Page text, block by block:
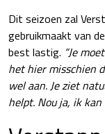
Dit seizoen zal
gebruikmaakt van
best lastig. “Je
het hier misschien
wel aan. Je ziet
helpt. Nou ja, ik